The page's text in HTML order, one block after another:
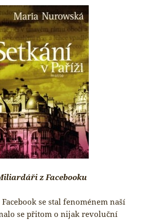
z Facebooku
se stal fenoménem naší
se přitom o nijak revoluční